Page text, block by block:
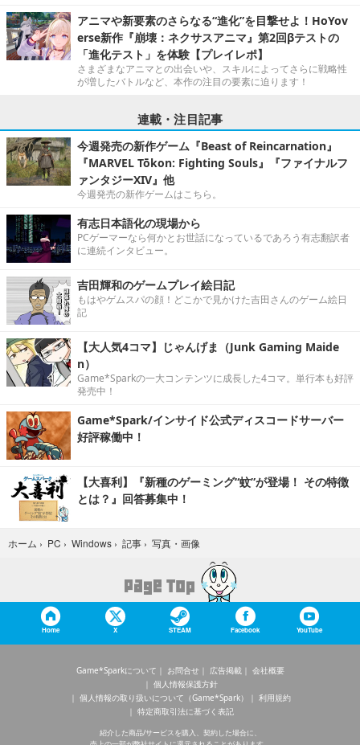
アニマや新要素のさらなる“進化”を目撃せよ！HoYov
erse新作『崩壊：ネクサスアニマ』第2回βテストの
「進化テスト」を体験【プレイレポ】
さまざまなアニマとの出会いや、スキルによってさらに戦略性
が増したバトルなど、本作の注目の要素に迫ります！
連載・注目記事
今週発売の新作ゲーム『Beast of Reincarnation』
『MARVEL Tōkon: Fighting Souls』『ファイナルフ
ァンタジーXIV』他
今週発売の新作ゲームはこちら。
有志日本語化の現場から
PCゲーマーなら何かとお世話になっているであろう有志翻訳者
に連続インタビュー。
吉田輝和のゲームプレイ絵日記
もはやゲムスパの顔！どこかで見かけた吉田さんのゲーム絵日
記
【大人気4コマ】じゃんげま（Junk Gaming Maide
n）
Game*Sparkの一大コンテンツに成長した4コマ。単行本も好評
発売中！
Game*Spark/インサイド公式ディスコードサーバー
好評稼働中！
【大喜利】『新種のゲーミング“蚊”が登場！ その特徴
とは？』回答募集中！
ホーム › PC › Windows › 記事 › 写真・画像
Home X STEAM Facebook YouTube
Game*Sparkについて お問合せ 広告掲載
会社概要
個人情報保護方針
個人情報の取り扱いについて（Game*Spark）
利用規約
特定商取引法に基づく表記
紹介した商品/サービスを購入、契約した場合に、